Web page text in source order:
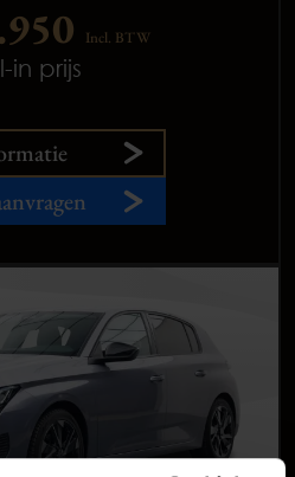
Incl. BTW
in prijs